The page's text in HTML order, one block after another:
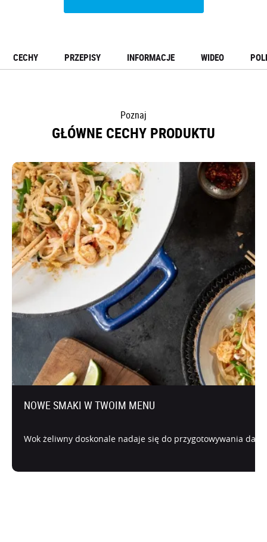
CECHY PRZEPISY INFORMACJE WIDEO
Poznaj
GŁÓWNE CECHY PRODUKTU
NOWE SMAKI W TWOIM MENU
Wok żeliwny doskonale nadaje się do przygotowywania